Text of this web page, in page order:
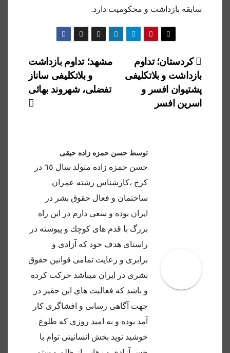
سابقه بازداشت و محکومیت دارد.
راهبری
نوشته
مشهد؛ تداوم بازداشت
و بلاتکلیفی ساناز
تفضلی، شهروند بهائی
کردستان؛ تداوم
بازداشت و بلاتکلیفی
پشتیوان افسر و
اسرین افسر
توسط حسن حمزه زاده حیقی
حسن حمزه زاده متولد سال ٦٥ در
كرج ،كارشناس رشته عمران
ساختمان و فعال حقوق بشر در
ايران بوده و سعى دارم در اين راه
بزرگ با قدم هاى كوچك و پيوسته در
راستاى هدف خود كه آزادى و
برابرى و رعايت تمامى قوانين حقوق
بشرى در ايران ميباشد حركت كرده
و باشد كه فعاليت هاي اين حقير در
جهت آگاهى رسانى و افشاگرى كار
آمد بوده و به اميد روزي كه طلوع
خوشيد نويد بخش انسانيتى توام با